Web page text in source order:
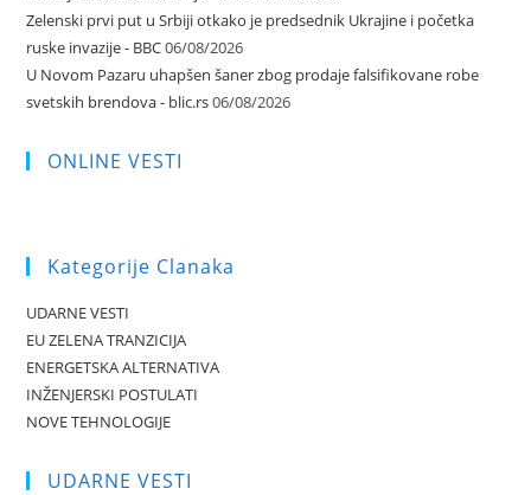
Zelenski prvi put u Srbiji otkako je predsednik Ukrajine i početka
ruske invazije - BBC06/08/2026
U Novom Pazaru uhapšen šaner zbog prodaje falsifikovane robe
svetskih brendova - blic.rs06/08/2026
ONLINE VESTI
Kategorije Clanaka
UDARNE VESTI
EU ZELENA TRANZICIJA
ENERGETSKA ALTERNATIVA
INŽENJERSKI POSTULATI
NOVE TEHNOLOGIJE
UDARNE VESTI